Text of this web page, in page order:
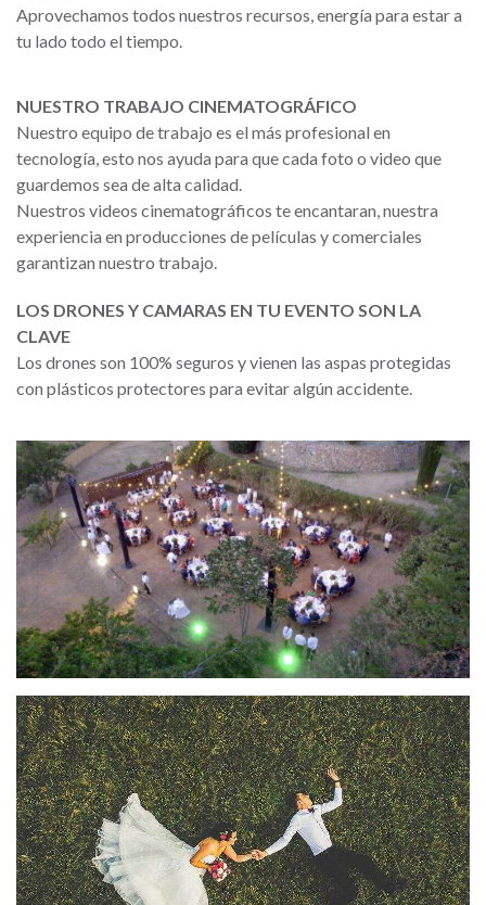
Aprovechamos todos nuestros recursos, energía para estar a
tu lado todo el tiempo.
NUESTRO TRABAJO CINEMATOGRÁFICO
Nuestro equipo de trabajo es el más profesional en
tecnología, esto nos ayuda para que cada foto o video que
guardemos sea de alta calidad.
Nuestros videos cinematográficos te encantaran, nuestra
experiencia en producciones de películas y comerciales
garantizan nuestro trabajo.
LOS DRONES Y CAMARAS EN TU EVENTO SON LA
CLAVE
Los drones son 100% seguros y vienen las aspas protegidas
con plásticos protectores para evitar algún accidente.